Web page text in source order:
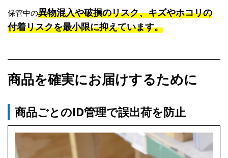
保管中の異物混入や破損のリスク、キズやホコリの
付着リスクを最小限に抑えています。
商品を確実にお届けするために
商品ごとのID管理で誤出荷を防止